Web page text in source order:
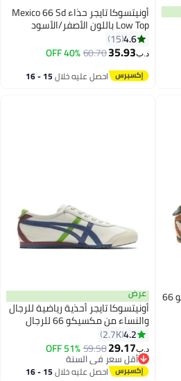
23
أونيتسوكا تايجر حذاء Mexico 66 Sd
Low Top باللون الأصفر/الأسود
للنساء/الرجال/الطلاب
4.6
15
د.ب‏35.93
60.70
40% OFF
احصل عليه خلال 15 - 16
أونيتسوكا تايجر سنيكرز مكسيكو 66
32
عرض
أونيتسوكا تايجر أحذية رياضية للرجال
والنساء من مكسيكو 66 للرجال
والنساء أحذية رياضية رياضية بيج/
أزرق/أخضر
4.2
2.7K
د.ب‏29.17
59.58
51% OFF
أقل سعر في السنة
أقل سعر في السنة
احصل عليه خلال 15 - 16